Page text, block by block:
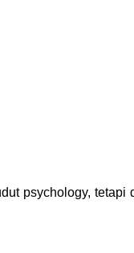
psychology, tetapi